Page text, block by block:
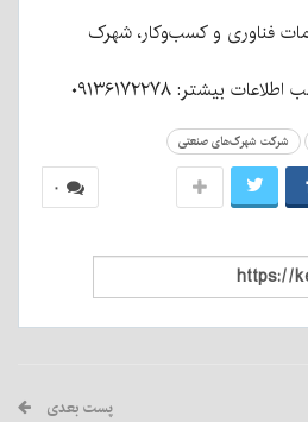
فناوری و کسب‌وکار، شهرک
بیشتر: ۰۹۱۳۶۱۷۲۲۷۸
شرکت شهرک‌های صنعتی
۰
پست بعدی